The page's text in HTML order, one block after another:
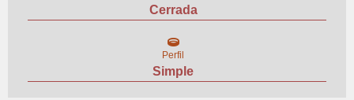
Cerrada
Perfil
Simple